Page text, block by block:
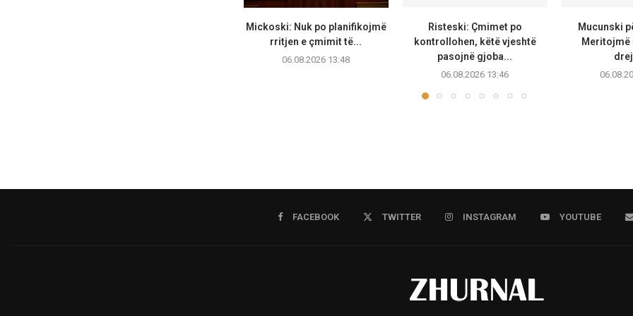
Mickoski: Nuk po planifikojmë
rritjen e çmimit të...
06.08.2026 13:48
Risteski: Çmimet po
kontrollohen, këtë vjeshtë
pasojnë gjoba...
06.08.2026 13:46
Mucunski
Meritojmë
FACEBOOK TWITTER INSTAGRAM YOUTUBE